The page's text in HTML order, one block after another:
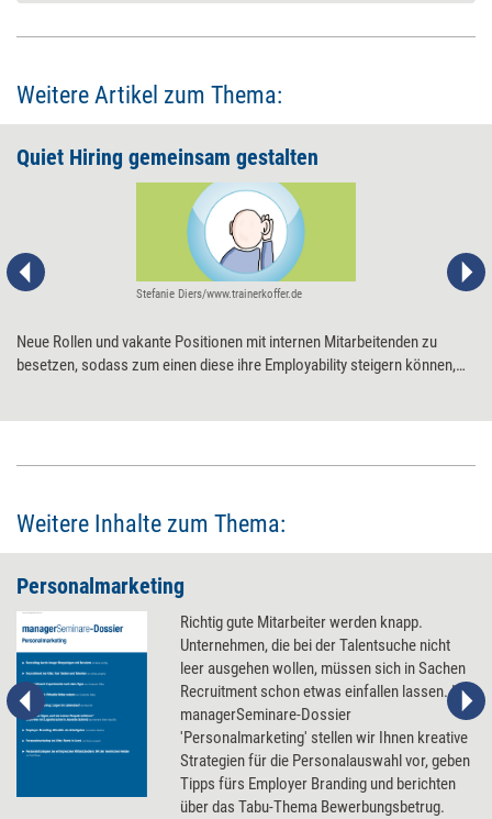
Weitere Artikel zum Thema:
Quiet Hiring gemeinsam gestalten
Stefanie Diers/www.trainerkoffer.de
Neue Rollen und vakante Positionen mit internen Mitarbeitenden zu
besetzen, sodass zum einen diese ihre Employability steigern können,
Weitere Inhalte zum Thema:
Personalmarketing
Richtig gute Mitarbeiter werden knapp.
Unternehmen, die bei der Talentsuche nicht
leer ausgehen wollen, müssen sich in Sachen
Recruitment schon etwas einfallen lassen. Im
managerSeminare-Dossier
'Personalmarketing' stellen wir Ihnen kreative
Strategien für die Personalauswahl vor, geben
Tipps fürs Employer Branding und berichten
über das Tabu-Thema Bewerbungsbetrug.